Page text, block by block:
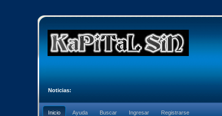
Noticias:
Inicio Ayuda Buscar Ingresar Registrarse